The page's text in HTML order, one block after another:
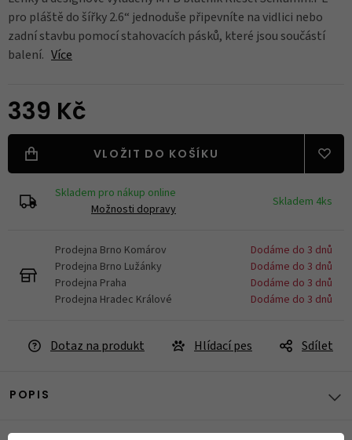
pro pláště do šířky 2.6“ jednoduše připevníte na vidlici nebo
zadní stavbu pomocí stahovacích pásků, které jsou součástí
balení. Více
339 Kč
VLOŽIT DO KOŠÍKU
Skladem pro nákup online
Možnosti dopravy
Skladem 4ks
Prodejna Brno Komárov
Dodáme do 3 dnů
Prodejna Brno Lužánky
Dodáme do 3 dnů
Prodejna Praha
Dodáme do 3 dnů
Prodejna Hradec Králové
Dodáme do 3 dnů
Dotaz na produkt Hlídací pes Sdílet
POPIS